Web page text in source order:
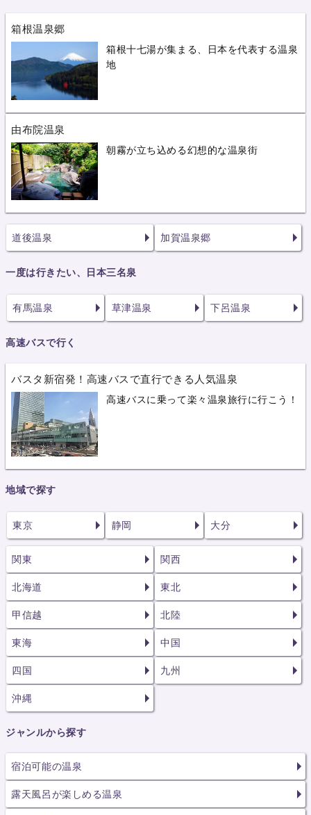
箱根温泉郷
箱根十七湯が集まる、日本を代表する温泉
地
由布院温泉
朝霧が立ち込める幻想的な温泉街
道後温泉 加賀温泉郷
一度は行きたい、日本三名泉
有馬温泉 草津温泉 下呂温泉
高速バスで行く
バスタ新宿発！高速バスで直行できる人気温泉
高速バスに乗って楽々温泉旅行に行こう！
地域で探す
東京 静岡 大分
関東 関西
北海道 東北
甲信越 北陸
東海 中国
四国 九州
沖縄
ジャンルから探す
宿泊可能の温泉
露天風呂が楽しめる温泉